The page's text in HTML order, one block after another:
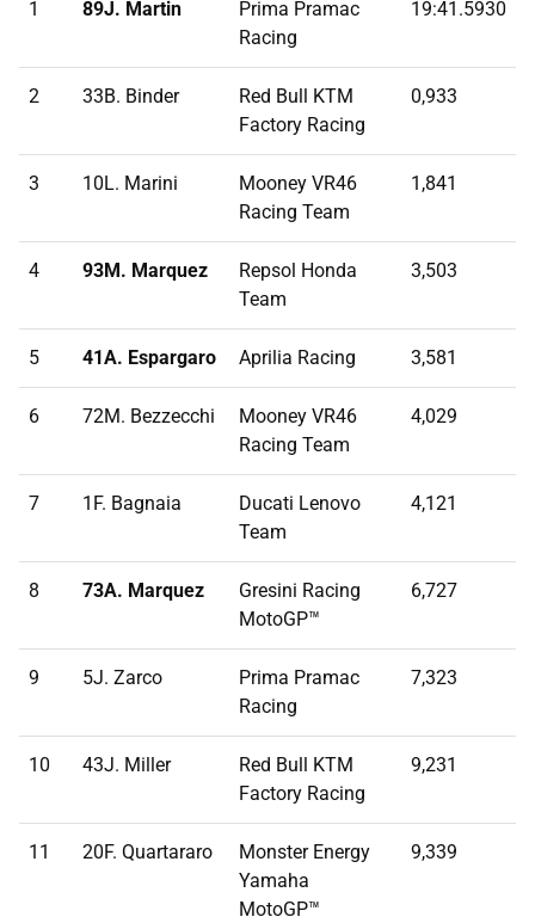
1 89J. Martin
Prima Pramac
Racing
19:41.5930
2 33B. Binder
Red Bull KTM
Factory Racing
0,933
3 10L. Marini
Mooney VR46
Racing Team
1,841
4 93M. Marquez
Repsol Honda
Team
3,503
5 41A. Espargaro Aprilia Racing 3,581
6 72M. Bezzecchi
Mooney VR46
Racing Team
4,029
7 1F. Bagnaia
Ducati Lenovo
Team
4,121
8 73A. Marquez
Gresini Racing
MotoGP™
6,727
9 5J. Zarco
Prima Pramac
Racing
7,323
10 43J. Miller
Red Bull KTM
Factory Racing
9,231
11 20F. Quartararo
Monster Energy
Yamaha
MotoGP™
9,339